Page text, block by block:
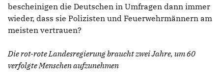
bescheinigen die Deutschen in Umfragen dann immer
wieder, dass sie Polizisten und Feuerwehrmännern am
meisten vertrauen?
Die rot-rote Landesregierung braucht zwei Jahre, um 60
verfolgte Menschen aufzunehmen